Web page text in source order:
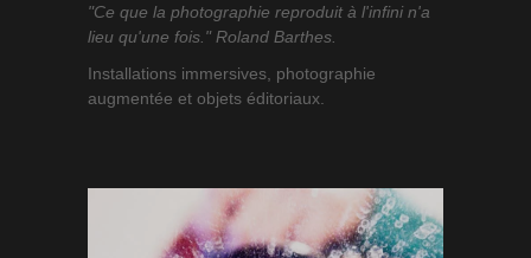
"Ce que la photographie reproduit à l'infini n'a
lieu qu'une fois." Roland Barthes.
Installations immersives, photographie
augmentée et objets éditoriaux.